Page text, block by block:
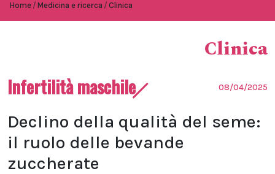
Home Medicina e ricerca Clinica
Clinica
Infertilità maschile 08/04/2025
Declino della qualità del seme:
il ruolo delle bevande
zuccherate